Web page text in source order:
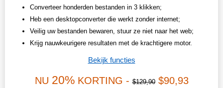
Converteer honderden bestanden in 3 klikken;
Heb een desktopconverter die werkt zonder internet;
Veilig uw bestanden bewaren, stuur ze niet naar het web;
Krijg nauwkeurigere resultaten met de krachtigere motor.
Bekijk functies
NU 20%KORTING -$129,90$90,93